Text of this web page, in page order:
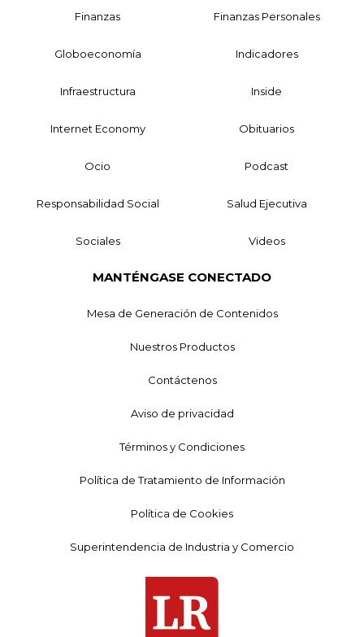
Finanzas Finanzas Personales
Globoeconomía Indicadores
Infraestructura Inside
Internet Economy Obituarios
Ocio Podcast
Responsabilidad Social Salud Ejecutiva
Sociales Videos
MANTÉNGASE CONECTADO
Mesa de Generación de Contenidos
Nuestros Productos
Contáctenos
Aviso de privacidad
Términos y Condiciones
Política de Tratamiento de Información
Política de Cookies
Superintendencia de Industria y Comercio